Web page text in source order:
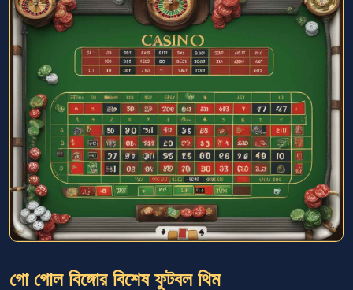
গো গোল বিঙ্গোর বিশেষ ফুটবল থিম